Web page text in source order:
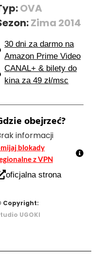
OVA
Zima 2014
30 dni za darmo na
Amazon Prime Video
CANAL+ & bilety do
kina za 49 zł/msc
obejrzeć?
informacji
blokady
z VPN
oficjalna strona
Copyright:
UGOKI